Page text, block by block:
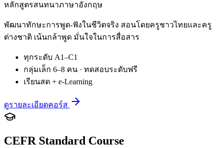
หลักสูตรสนทนาภาษาอังกฤษ
พัฒนาทักษะการพูด-ฟังในชีวิตจริง สอนโดยครูชาวไทยและครู
ต่างชาติ เน้นกล้าพูด มั่นใจในการสื่อสาร
ทุกระดับ A1–C1
กลุ่มเล็ก 6–8 คน · ทดสอบระดับฟรี
เรียนสด + e-Learning
ดูรายละเอียดคอร์ส
CEFR Standard Course